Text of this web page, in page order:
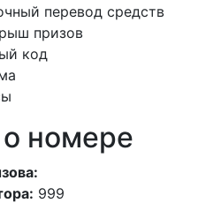
перевод средств
призов
код
номере
999